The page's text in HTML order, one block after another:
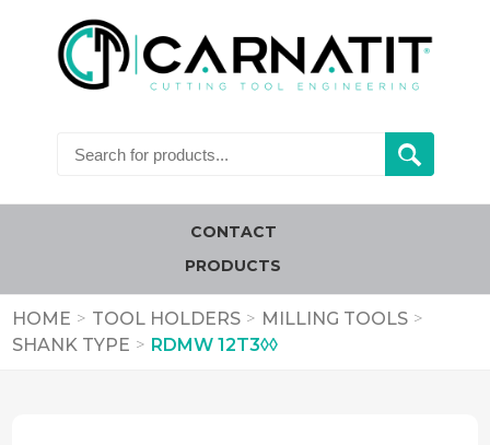
CONTACT
PRODUCTS
HOME > TOOL HOLDERS > MILLING TOOLS >
SHANK TYPE > RDMW 12T3◊◊